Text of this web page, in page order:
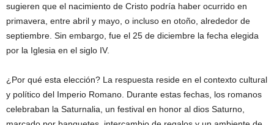
sugieren que el nacimiento de Cristo podría haber ocurrido en
primavera, entre abril y mayo, o incluso en otoño, alrededor de
septiembre. Sin embargo, fue el 25 de diciembre la fecha elegida
por la Iglesia en el siglo IV.
¿Por qué esta elección? La respuesta reside en el contexto cultural
y político del Imperio Romano. Durante estas fechas, los romanos
celebraban la Saturnalia, un festival en honor al dios Saturno,